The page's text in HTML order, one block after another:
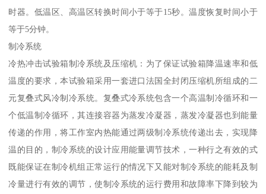
时器。低温区、高温区转换时间小于等于15秒。温度恢复时间小于
等于5分钟。
制冷系统
冷热冲击试验箱制冷系统及压缩机：为了保证试验箱降温速率和低
温度的要求，本试验箱采用一套进口法国全封闭压缩机所组成的二
元复叠式风冷制冷系统。复叠式冷系统包含一个高温制冷循环和一
个低温制冷循环，其连接容器为蒸发冷凝器，蒸发冷凝器也到能量
传递的作用，将工作室内热能通过两级制冷系统传递出去，实现降
温的目的，制冷系统的设计应用能量调节技术，一种行之有效的式
既能保证在制冷机组正常运行的情况下又能对制冷系统的能耗及制
冷量进行有效的调节，使制冷系统的运行费用和故障率下降到较为